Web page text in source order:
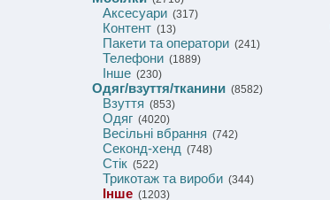
Аксесуари (317)
Контент (13)
Пакети та оператори (241)
Телефони (1889)
Інше (230)
Одяг/взуття/тканини (8582)
Взуття (853)
Одяг (4020)
Весільні вбрання (742)
Секонд-хенд (748)
Стік (522)
Трикотаж та вироби (344)
Інше (1203)